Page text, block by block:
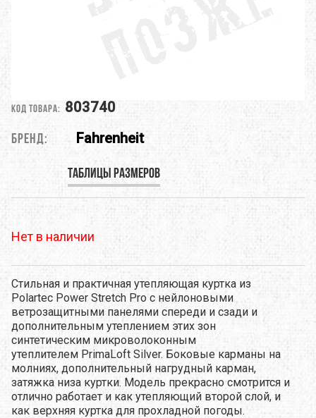
Код товара: 803740
Бренд: Fahrenheit
Таблицы размеров
Нет в наличии
Стильная и практичная утепляющая куртка из
Polartec Power Stretch Pro с нейлоновыми
ветрозащитными панелями спереди и сзади и
дополнительным утеплением этих зон
синтетическим микроволоконным
утеплителем PrimaLoft Silver. Боковые карманы на
молниях, дополнительный нагрудный карман,
затяжка низа куртки. Модель прекрасно смотрится и
отлично работает и как утепляющий второй слой, и
как верхняя куртка для прохладной погоды.